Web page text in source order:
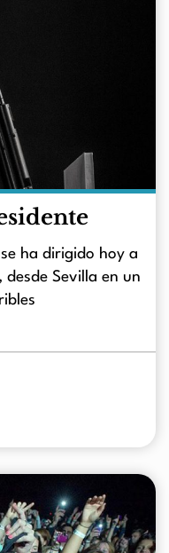
ha dirigido hoy a
Sevilla en un